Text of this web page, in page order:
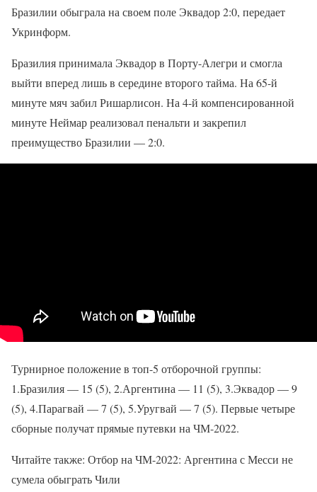
Бразилии обыграла на своем поле Эквадор 2:0, передает
Укринформ.
Бразилия принимала Эквадор в Порту-Алегри и смогла
выйти вперед лишь в середине второго тайма. На 65-й
минуте мяч забил Ришарлисон. На 4-й компенсированной
минуте Неймар реализовал пенальти и закрепил
преимущество Бразилии — 2:0.
Турнирное положение в топ-5 отборочной группы:
1.Бразилия — 15 (5), 2.Аргентина — 11 (5), 3.Эквадор — 9
(5), 4.Парагвай — 7 (5), 5.Уругвай — 7 (5). Первые четыре
сборные получат прямые путевки на ЧМ-2022.
Читайте также: Отбор на ЧМ-2022: Аргентина с Месси не
сумела обыграть Чили